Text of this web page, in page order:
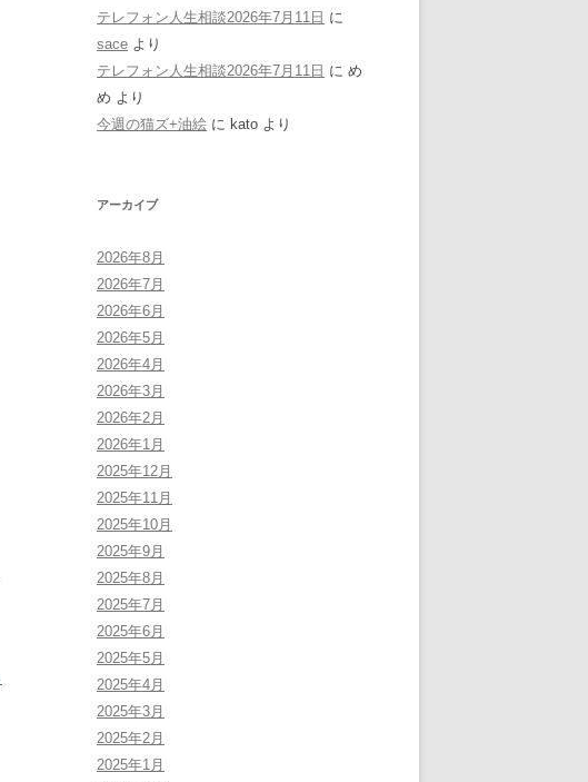
テレフォン人生相談2026年7月11日 に
sace より
テレフォン人生相談2026年7月11日 に め
め より
今週の猫ズ+油絵 に kato より
アーカイブ
2026年8月
2026年7月
2026年6月
2026年5月
2026年4月
2026年3月
2026年2月
2026年1月
2025年12月
2025年11月
2025年10月
2025年9月
2025年8月
2025年7月
2025年6月
2025年5月
2025年4月
2025年3月
2025年2月
2025年1月